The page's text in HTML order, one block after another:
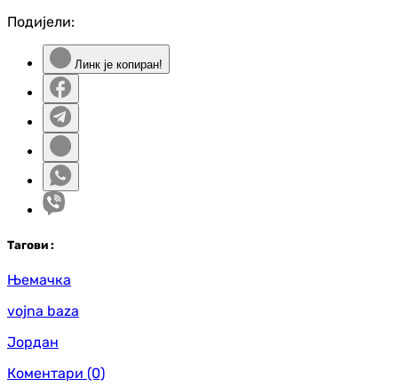
Подијели:
Линк је копиран!
Тагови :
Њемачка
vojna baza
Јордан
Коментари (0)